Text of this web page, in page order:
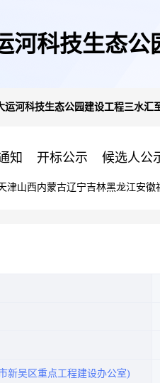
河科技生态
运河科技生态公园建设工程三水汇
知 开标公示 候选人公
津山西内蒙古辽宁吉林黑龙江安徽
新吴区重点工程建设办公室)